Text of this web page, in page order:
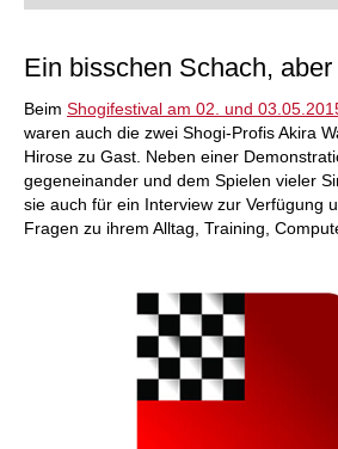
individueller als je zuvor.
Ein bisschen Schach,
Beim Shogifestival am 02. und
waren auch die zwei Shogi-Profis Akira
Hirose zu Gast. Neben einer
gegeneinander und dem Spielen vieler
sie auch für ein Interview zur Verfügung
Fragen zu ihrem Alltag, Training,